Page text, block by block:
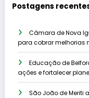
Postagens
Câmara de Nova
para cobrar melhorias
Educação de
ações e fortalecer
São João de Meriti